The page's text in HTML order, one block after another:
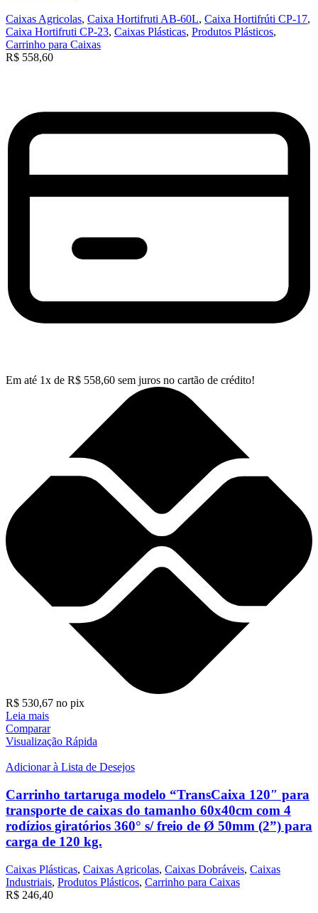
Caixas Agricolas, Caixa Hortifruti AB-60L, Caixa Hortifrúti CP-17,
Caixa Hortifruti CP-23, Caixas Plásticas, Produtos Plásticos,
Carrinho para Caixas
R$ 558,60
Em até 1x de R$ 558,60 sem juros no cartão de crédito!
R$ 530,67 no pix
Leia mais
Comparar
Visualização Rápida
Adicionar à Lista de Desejos
Carrinho tartaruga modelo “TransCaixa 120″ para
transporte de caixas do tamanho 60x40cm com 4
rodízios giratórios 360° s/ freio de Ø 50mm (2”) para
carga de 120 kg.
Caixas Plásticas, Caixas Agricolas, Caixas Dobráveis, Caixas
Industriais, Produtos Plásticos, Carrinho para Caixas
R$ 246,40